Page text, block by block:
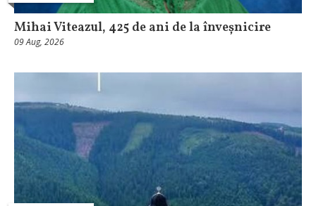
Mihai Viteazul, 425 de ani de la înveșnicire
09 Aug, 2026